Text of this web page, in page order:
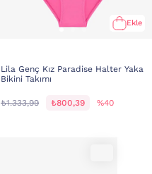
Ekle
Lila Genç Kız Paradise Halter Yaka
Bikini Takımı
₺1.333,99 ₺800,39 %40